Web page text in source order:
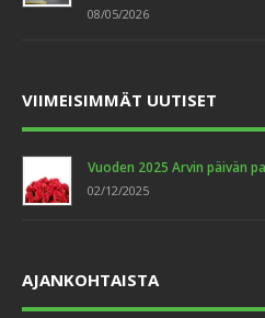
08/05/2026
VIIMEISIMMÄT UUTISET
Vuoden 2025 Arvin päivän
02/12/2025
AJANKOHTAISTA